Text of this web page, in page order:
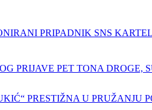
PRIPADNIK SNS
PRIJAVE PET TONA DROGE,
PRESTIŽNA U PRUŽANJU